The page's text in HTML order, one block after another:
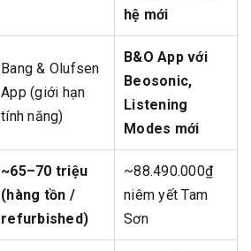
hệ mới
Bang & Olufsen
App (giới hạn
tính năng)
B&O App với
Beosonic,
Listening
Modes mới
~65–70 triệu
(hàng tồn /
refurbished)
~88.490.000₫
niêm yết Tam
Sơn